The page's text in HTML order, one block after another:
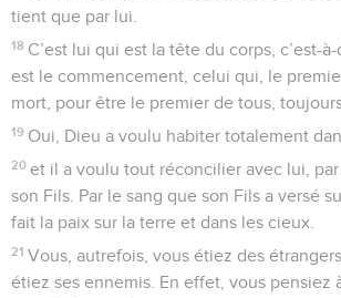
tient que par lui.
18 C’est lui qui est la tête du corps, c’est-
est le commencement, celui qui, le
mort, pour être le premier de tous,
19 Oui, Dieu a voulu habiter totalement
20 et il a voulu tout réconcilier avec lui,
son Fils. Par le sang que son Fils a versé
fait la paix sur la terre et dans les cieux.
21 Vous, autrefois, vous étiez des
étiez ses ennemis. En effet, vous pensiez